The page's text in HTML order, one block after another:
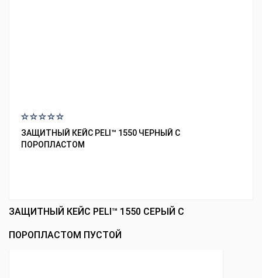
ЗАЩИТНЫЙ КЕЙС PELI™ 1550 ЧЕРНЫЙ С
ПОРОПЛАСТОМ
ЗАЩИТНЫЙ КЕЙС PELI™ 1550 СЕРЫЙ С
ПОРОПЛАСТОМ ПУСТОЙ